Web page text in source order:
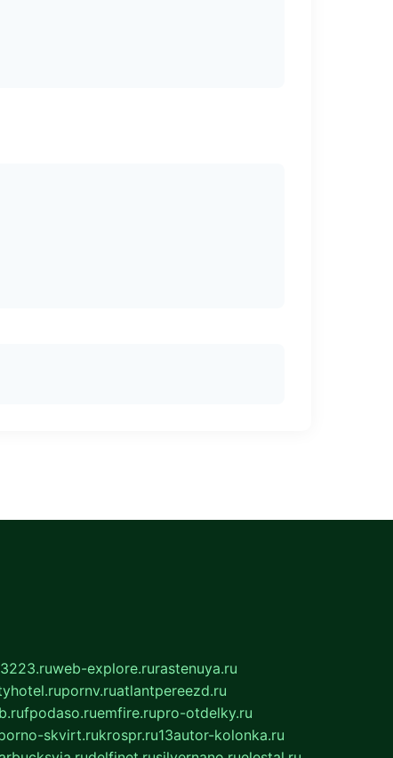
web-explore.rurastenuya.ru
pornv.ruatlantpereezd.ru
fpodaso.ruemfire.rupro-otdelky.ru
skvirt.rukrospr.ru13autor-kolonka.ru